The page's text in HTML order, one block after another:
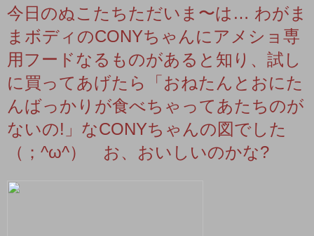
今日のぬこたちただいま〜は… わがま
まボディのCONYちゃんにアメショ専
用フードなるものがあると知り、試し
に買ってあげたら「おねたんとおにた
んばっかりが食べちゃってあたちのが
ないの!」なCONYちゃんの図でした
（；^ω^） お、おいしいのかな?